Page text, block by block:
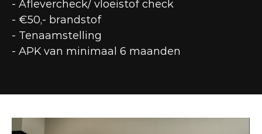
- Aflevercheck/ vloeistof check
- €50,- brandstof
- Tenaamstelling
- APK van minimaal 6 maanden